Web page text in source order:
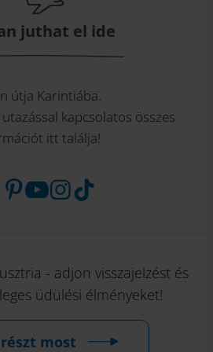
juthat el ide
útja Karintiába.
kapcsolatos összes
itt találja!
- adjon visszajelzést és
üdülési élményeket!
most